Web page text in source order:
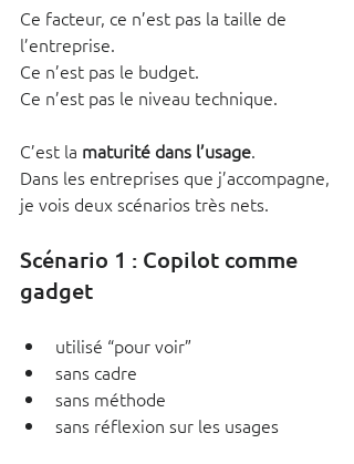
Ce facteur, ce n’est pas la taille de
l’entreprise.
Ce n’est pas le budget.
Ce n’est pas le niveau technique.
C’est la maturité dans l’usage.
Dans les entreprises que j’accompagne,
je vois deux scénarios très nets.
Scénario 1 : Copilot comme
gadget
utilisé “pour voir”
sans cadre
sans méthode
sans réflexion sur les usages